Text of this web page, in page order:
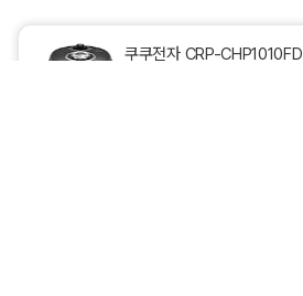
쿠쿠전자 CRP-CHP1010FD